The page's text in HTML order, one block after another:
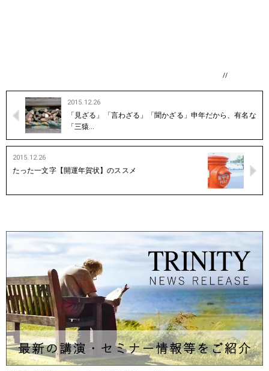
//
2015.12.26
「見ざる」「言わざる」「聞かざる」申年だから、有名な
「三猿…
2015.12.26
たった一文字【開運年賀状】のススメ